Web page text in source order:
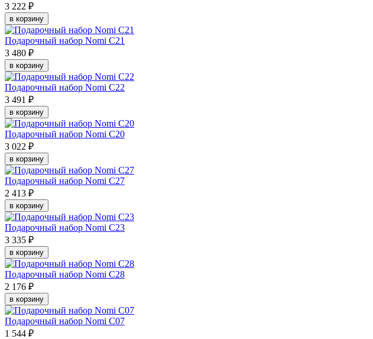
3 222 ₽
в корзину
Подарочный набор Nomi C21
3 480 ₽
в корзину
Подарочный набор Nomi C22
3 491 ₽
в корзину
Подарочный набор Nomi C20
3 022 ₽
в корзину
Подарочный набор Nomi C27
2 413 ₽
в корзину
Подарочный набор Nomi C23
3 335 ₽
в корзину
Подарочный набор Nomi C28
2 176 ₽
в корзину
Подарочный набор Nomi C07
1 544 ₽